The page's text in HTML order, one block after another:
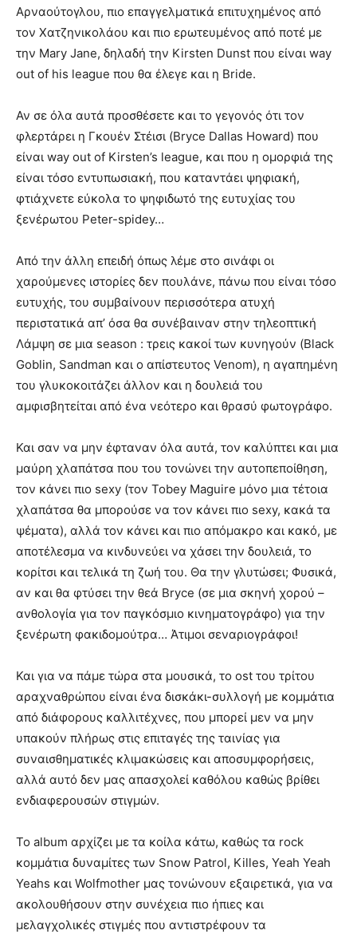
Αρναούτογλου, πιο επαγγελματικά επιτυχημένος από
τον Χατζηνικολάου και πιο ερωτευμένος από ποτέ με
την Mary Jane, δηλαδή την Kirsten Dunst που είναι way
out of his league που θα έλεγε και η Bride.
Αν σε όλα αυτά προσθέσετε και το γεγονός ότι τον
φλερτάρει η Γκουέν Στέισι (Bryce Dallas Howard) που
είναι way out of Kirsten’s league, και που η ομορφιά της
είναι τόσο εντυπωσιακή, που καταντάει ψηφιακή,
φτιάχνετε εύκολα το ψηφιδωτό της ευτυχίας του
ξενέρωτου Peter-spidey…
Από την άλλη επειδή όπως λέμε στο σινάφι οι
χαρούμενες ιστορίες δεν πουλάνε, πάνω που είναι τόσο
ευτυχής, του συμβαίνουν περισσότερα ατυχή
περιστατικά απ’ όσα θα συνέβαιναν στην τηλεοπτική
Λάμψη σε μια season : τρεις κακοί των κυνηγούν (Black
Goblin, Sandman και ο απίστευτος Venom), η αγαπημένη
του γλυκοκοιτάζει άλλον και η δουλειά του
αμφισβητείται από ένα νεότερο και θρασύ φωτογράφο.
Και σαν να μην έφταναν όλα αυτά, τον καλύπτει και μια
μαύρη χλαπάτσα που του τονώνει την αυτοπεποίθηση,
τον κάνει πιο sexy (τον Tobey Maguire μόνο μια τέτοια
χλαπάτσα θα μπορούσε να τον κάνει πιο sexy, κακά τα
ψέματα), αλλά τον κάνει και πιο απόμακρο και κακό, με
αποτέλεσμα να κινδυνεύει να χάσει την δουλειά, το
κορίτσι και τελικά τη ζωή του. Θα την γλυτώσει; Φυσικά,
αν και θα φτύσει την θεά Bryce (σε μια σκηνή χορού –
ανθολογία για τον παγκόσμιο κινηματογράφο) για την
ξενέρωτη φακιδομούτρα… Άτιμοι σεναριογράφοι!
Και για να πάμε τώρα στα μουσικά, το ost του τρίτου
αραχναθρώπου είναι ένα δισκάκι-συλλογή με κομμάτια
από διάφορους καλλιτέχνες, που μπορεί μεν να μην
υπακούν πλήρως στις επιταγές της ταινίας για
συναισθηματικές κλιμακώσεις και αποσυμφορήσεις,
αλλά αυτό δεν μας απασχολεί καθόλου καθώς βρίθει
ενδιαφερουσών στιγμών.
Το album αρχίζει με τα κοίλα κάτω, καθώς τα rock
κομμάτια δυναμίτες των Snow Patrol, Killes, Yeah Yeah
Yeahs και Wolfmother μας τονώνουν εξαιρετικά, για να
ακολουθήσουν στην συνέχεια πιο ήπιες και
μελαγχολικές στιγμές που αντιστρέφουν τα